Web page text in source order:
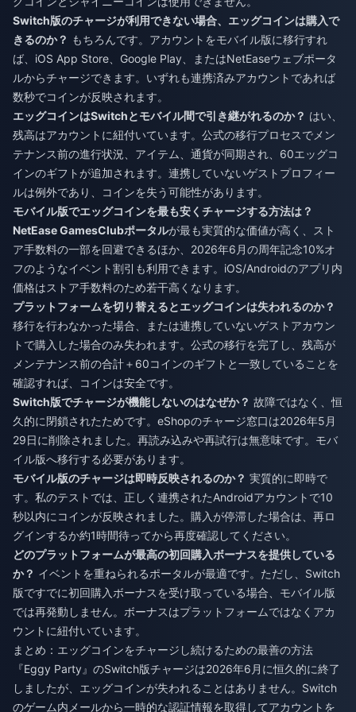
Switch版のチャージが利用できない場合、エッグコインは購入で
きるのか？ もちろんです。アカウントをモバイル版に移行すれ
ば、iOS App Store、Google Play、またはNetEaseウェブポータ
ルからチャージできます。いずれも連携済みアカウントであれば
数秒でコインが反映されます。
エッグコインはSwitchとモバイル間で引き継がれるのか？ はい、
残高はアカウントに紐付いています。公式の移行プロセスでメン
テナンス前の進行状況、アイテム、通貨が同期され、60エッグコ
インのギフトが追加されます。連携していないゲストプロフィー
ルは例外であり、コインを失う可能性があります。
モバイル版でエッグコインを最も安くチャージする方法は？
NetEase GamesClubポータルが最も実質的な価値が高く、スト
ア手数料の一部を回避できるほか、2026年6月の周年記念10%オ
フのようなイベント割引も利用できます。iOS/Androidのアプリ内
価格はストア手数料のため若干高くなります。
プラットフォームを切り替えるとエッグコインは失われるのか？
移行を行わなかった場合、または連携していないゲストアカウン
トで購入した場合のみ失われます。公式の移行を完了し、残高が
メンテナンス前の合計＋60コインのギフトと一致していることを
確認すれば、コインは安全です。
Switch版でチャージが機能しないのはなぜか？ 故障ではなく、恒
久的に閉鎖されたためです。eShopのチャージ窓口は2026年5月
29日に削除されました。再読み込みや再試行は無意味です。モバ
イル版へ移行する必要があります。
モバイル版のチャージは即時反映されるのか？ 実質的に即時で
す。私のテストでは、正しく連携されたAndroidアカウントで10
秒以内にコインが反映されました。購入が停滞した場合は、再ロ
グインするか約1時間待ってから再度確認してください。
どのプラットフォームが最高の初回購入ボーナスを提供している
か？ イベントを重ねられるポータルが最適です。ただし、Switch
版ですでに初回購入ボーナスを受け取っている場合、モバイル版
では再発動しません。ボーナスはプラットフォームではなくアカ
ウントに紐付いています。
まとめ：エッグコインをチャージし続けるための最善の方法
『Eggy Party』のSwitch版チャージは2026年6月に恒久的に終了
しましたが、エッグコインが失われることはありません。Switch
のゲーム内メールから一時的な認証情報を取得してアカウントを